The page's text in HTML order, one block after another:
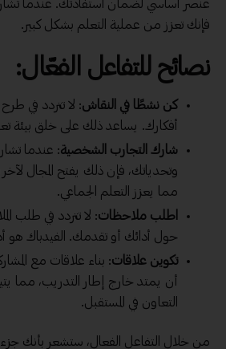
عنصر أساسي لضمان استفادتك. عندما
فإنك تعزز من عملية التعلم بشكل كبير.
نصائح للتفاعل الفعّال:
كن نشطًا في النقاش: لا تتردد في
أفكارك. يساعد ذلك على خلق بيئة
شارك التجارب الشخصية: عندما
وتحدياتك، فإن ذلك يفتح المجال
مما يعزز التعلم الجماعي.
اطلب ملاحظات: لا تتردد في طلب
حول أدائك أو تقدمك. الفيدباك هو
تكوين علاقات: بناء علاقات مع
أن يمتد خارج إطار التدريب، مما
التعاون في المستقبل.
من خلال التفاعل الفعال، ستشعر بأنك